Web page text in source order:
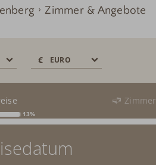
Zimmer & Angebote
€
zł
kr.
€ EURO
Zimmer
13%